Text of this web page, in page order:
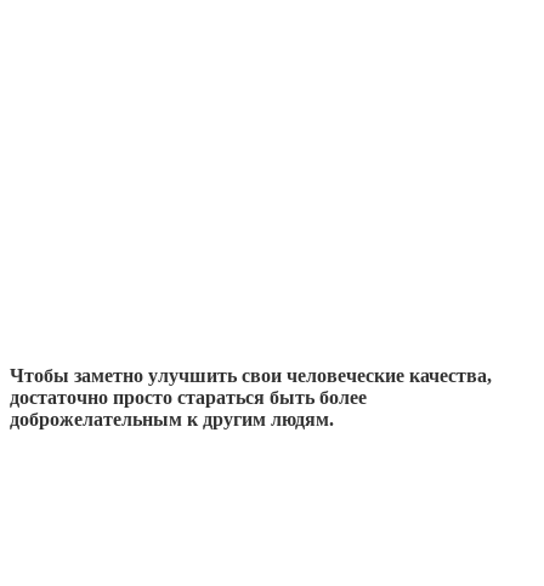
Чтобы заметно улучшить свои человеческие качества,
достаточно просто стараться быть более
доброжелательным к другим людям.